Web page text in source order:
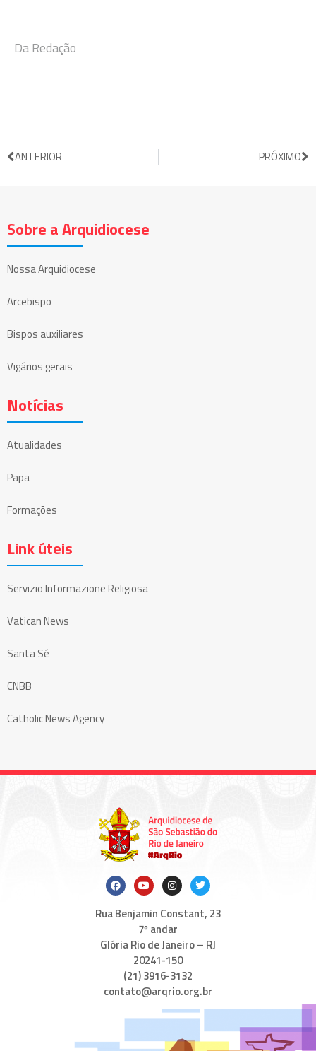
Da Redação
ANTERIOR PRÓXIMO
Sobre a Arquidiocese
Nossa Arquidiocese
Arcebispo
Bispos auxiliares
Vigários gerais
Notícias
Atualidades
Papa
Formações
Link úteis
Servizio Informazione Religiosa
Vatican News
Santa Sé
CNBB
Catholic News Agency
Rua Benjamin Constant, 23
7º andar
Glória Rio de Janeiro – RJ
20241-150
(21) 3916-3132
contato@arqrio.org.br